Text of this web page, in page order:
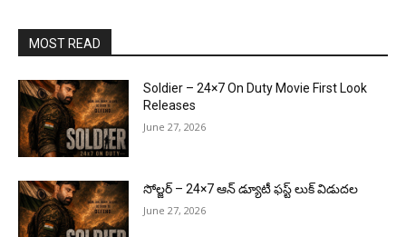
MOST READ
Soldier – 24×7 On Duty Movie First Look
Releases
June 27, 2026
సోల్జర్ – 24×7 ఆన్ డ్యూటీ ఫస్ట్ లుక్ విడుదల
June 27, 2026